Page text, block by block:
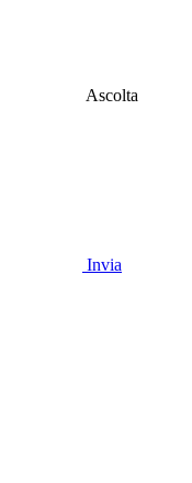
Ascolta
Invia